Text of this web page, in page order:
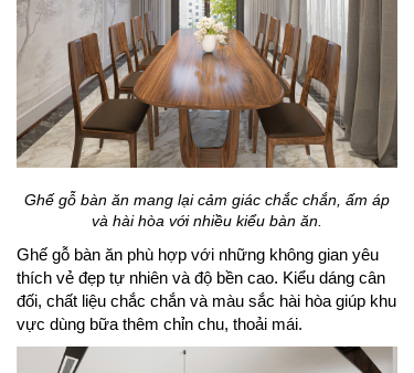
Ghế gỗ bàn ăn mang lại cảm giác chắc chắn, ấm áp
và hài hòa với nhiều kiểu bàn ăn.
Ghế gỗ bàn ăn phù hợp với những không gian yêu
thích vẻ đẹp tự nhiên và độ bền cao. Kiểu dáng cân
đối, chất liệu chắc chắn và màu sắc hài hòa giúp khu
vực dùng bữa thêm chỉn chu, thoải mái.